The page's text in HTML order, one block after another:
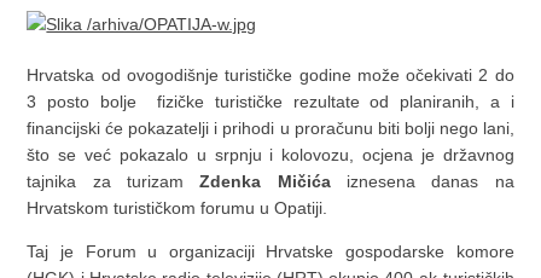
Hrvatska od ovogodišnje turističke godine može očekivati 2 do
3 posto bolje fizičke turističke rezultate od planiranih, a i
financijski će pokazatelji i prihodi u proračunu biti bolji nego lani,
što se već pokazalo u srpnju i kolovozu, ocjena je državnog
tajnika za turizamZdenka Mičićaiznesena danas na
Hrvatskom turističkom forumu u Opatiji.
Taj je Forum u organizaciji Hrvatske gospodarske komore